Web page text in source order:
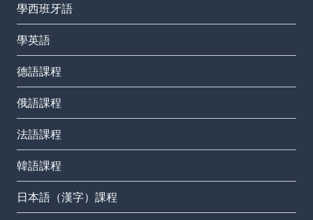
學西班牙語
學英語
德語課程
俄語課程
法語課程
韓語課程
日本語（漢字）課程